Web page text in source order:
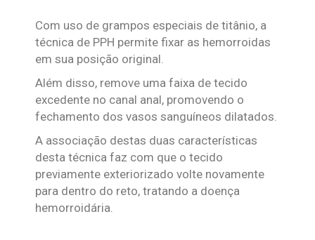
Com uso de grampos especiais de titânio, a
técnica de PPH permite fixar as hemorroidas
em sua posição original.
Além disso, remove uma faixa de tecido
excedente no canal anal, promovendo o
fechamento dos vasos sanguíneos dilatados.
A associação destas duas características
desta técnica faz com que o tecido
previamente exteriorizado volte novamente
para dentro do reto, tratando a doença
hemorroidária.